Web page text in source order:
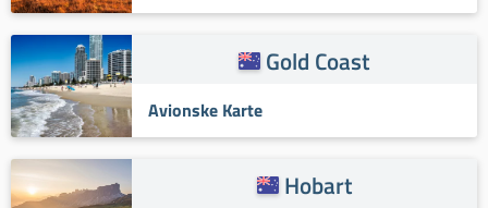
Gold Coast
Avionske Karte
Hobart